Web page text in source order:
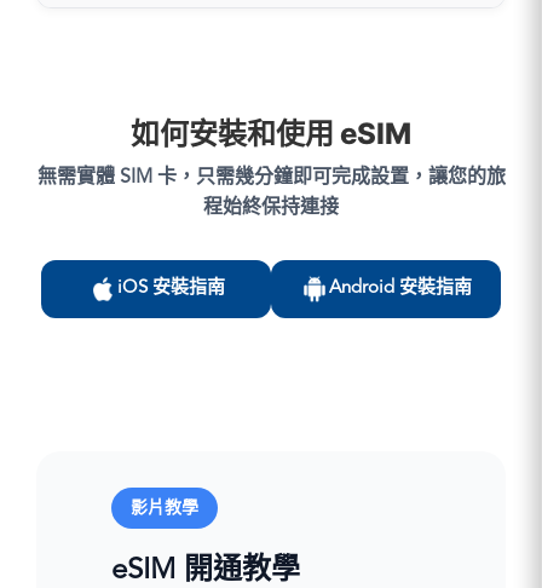
如何安裝和使用 eSIM
無需實體 SIM 卡，只需幾分鐘即可完成設置，讓您的旅
程始終保持連接
iOS 安裝指南 Android 安裝指南
影片教學
eSIM 開通教學